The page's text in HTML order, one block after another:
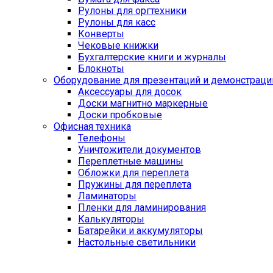
Рулоны для оргтехники
Рулоны для касс
Конверты
Чековые книжки
Бухгалтерские книги и журналы
Блокноты
Оборудование для презентаций и
Аксессуары для досок
Доски магнитно маркерные
Доски пробковые
Офисная техника
Телефоны
Уничтожители документов
Переплетные машины
Обложки для переплета
Пружины для переплета
Ламинаторы
Пленки для ламинирования
Калькуляторы
Батарейки и аккумуляторы
Настольные светильники